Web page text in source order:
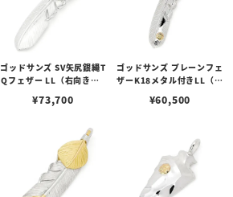
ゴッドサンズ SV矢尻銀縄T
Qフェザー LL（右向き）6
¥73,700
ゴッドサンズ プレーンフェ
ザーK18メタル付きLL（右
¥60,500